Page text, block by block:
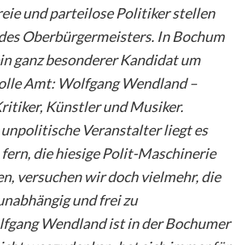
und parteilose Politiker stellen
Oberbürgermeisters. In Bochum
ganz besonderer Kandidat um
Amt: Wolfgang Wendland –
Künstler und Musiker.
Veranstalter liegt es
die hiesige Polit-Maschinerie
versuchen wir doch vielmehr, die
und frei zu
Wendland ist in der Bochumer